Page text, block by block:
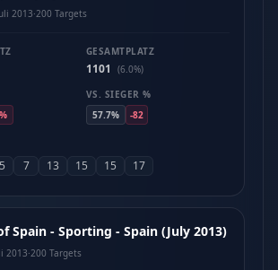
2013·200 Targets
GESAMTPLATZ
1101
(6.0%)
VS. SIEGER %
57.7%
-82
7 13 15 15 17
Spain - Sporting - Spain (July 2013)
2013·200 Targets